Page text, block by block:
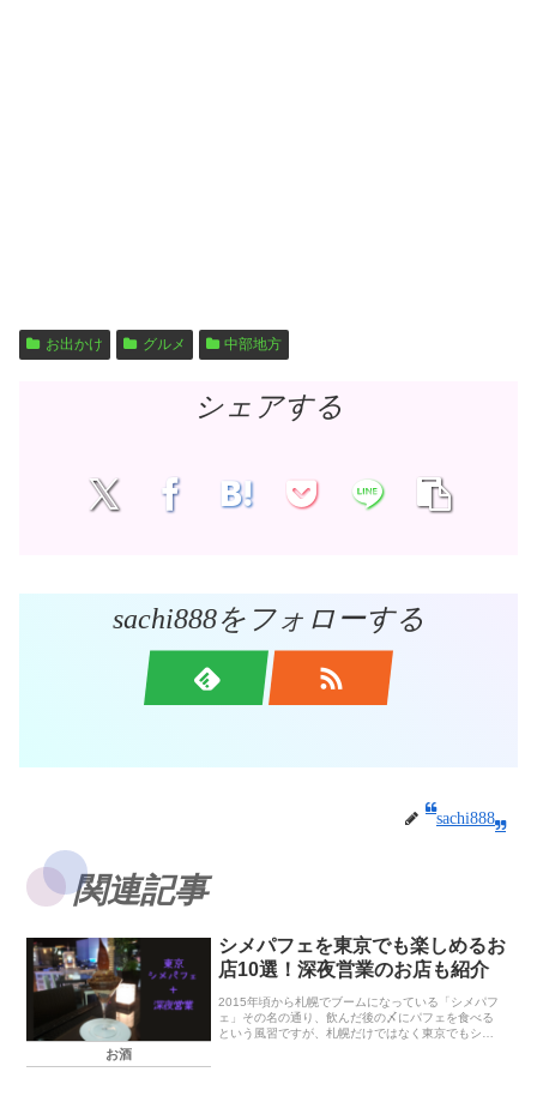
お出かけ グルメ 中部地方
シェアする
sachi888をフォローする
sachi888
関連記事
お酒
シメパフェを東京でも楽しめるお
店10選！深夜営業のお店も紹介
2015年頃から札幌でブームになっている「シメパフ
ェ」その名の通り、飲んだ後の〆にパフェを食べる
という風習ですが、札幌だけではなく東京でもシメ